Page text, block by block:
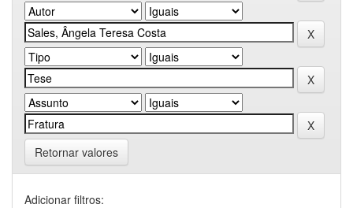
Retornar valores
Adicionar filtros: